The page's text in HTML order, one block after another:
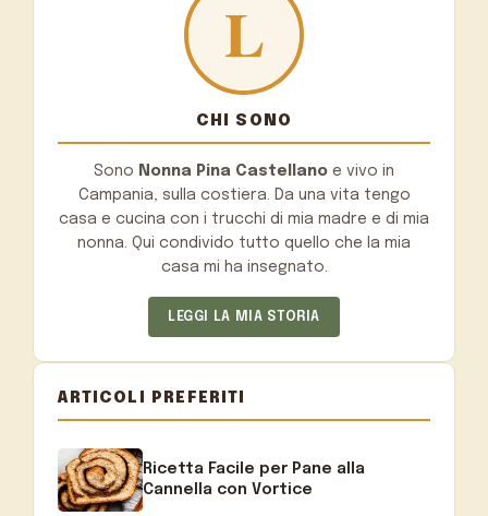
CHI SONO
Sono Nonna Pina Castellano e vivo in
Campania, sulla costiera. Da una vita tengo
casa e cucina con i trucchi di mia madre e di mia
nonna. Qui condivido tutto quello che la mia
casa mi ha insegnato.
LEGGI LA MIA STORIA
ARTICOLI PREFERITI
Ricetta Facile per Pane alla
Cannella con Vortice